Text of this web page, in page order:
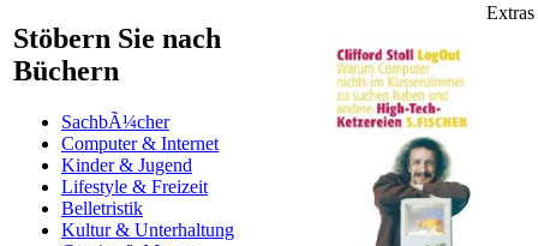
Stöbern Sie nach
Büchern
SachbÃ¼cher
Computer & Internet
Kinder & Jugend
Lifestyle & Freizeit
Belletristik
Kultur & Unterhaltung
Extras